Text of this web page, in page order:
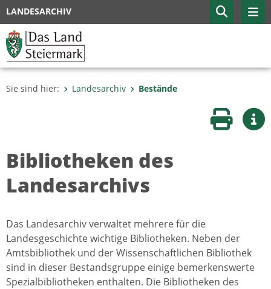
LANDESARCHIV
Sie sind hier: Landesarchiv Bestände
Seite
Bibliotheken des
Landesarchivs
Das Landesarchiv verwaltet mehrere für die
Landesgeschichte wichtige Bibliotheken. Neben der
Amtsbibliothek und der Wissenschaftlichen Bibliothek
sind in dieser Bestandsgruppe einige bemerkenswerte
Spezialbibliotheken enthalten. Die Bibliotheken des